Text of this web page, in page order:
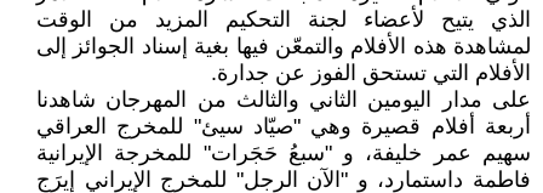
الذي يتيح لأعضاء لجنة التحكيم المزيد من الوقت
لمشاهدة هذه الأفلام والتمعّن فيها بغية إسناد الجوائز إلى
الأفلام التي تستحق الفوز عن جدارة.
على مدار اليومين الثاني والثالث من المهرجان شاهدنا
أربعة أفلام قصيرة وهي "صيّاد سيئ" للمخرج العراقي
سهيم عمر خليفة، و "سبعُ حَجَرات" للمخرجة الإيرانية
فاطمة داستمارد، و "الآن الرجل" للمخرج الإيراني إيرَج